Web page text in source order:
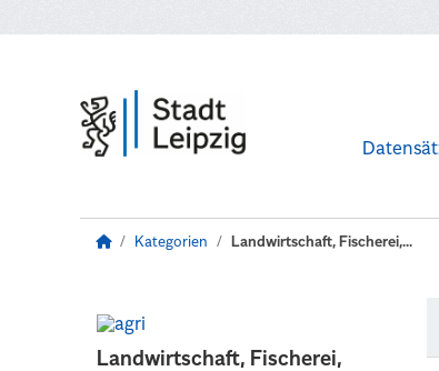
Kategorien Landwirtschaft, Fischerei,...
Landwirtschaft, Fischerei,